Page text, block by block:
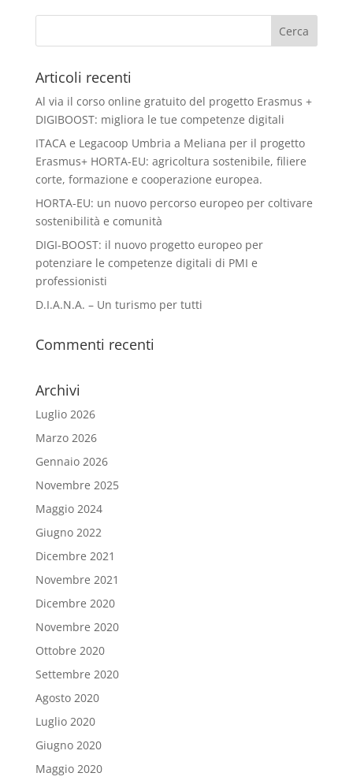
Articoli recenti
Al via il corso online gratuito del progetto Erasmus +
DIGIBOOST: migliora le tue competenze digitali
ITACA e Legacoop Umbria a Meliana per il progetto
Erasmus+ HORTA-EU: agricoltura sostenibile, filiere
corte, formazione e cooperazione europea.
HORTA-EU: un nuovo percorso europeo per coltivare
sostenibilità e comunità
DIGI-BOOST: il nuovo progetto europeo per
potenziare le competenze digitali di PMI e
professionisti
D.I.A.N.A. – Un turismo per tutti
Commenti recenti
Archivi
Luglio 2026
Marzo 2026
Gennaio 2026
Novembre 2025
Maggio 2024
Giugno 2022
Dicembre 2021
Novembre 2021
Dicembre 2020
Novembre 2020
Ottobre 2020
Settembre 2020
Agosto 2020
Luglio 2020
Giugno 2020
Maggio 2020